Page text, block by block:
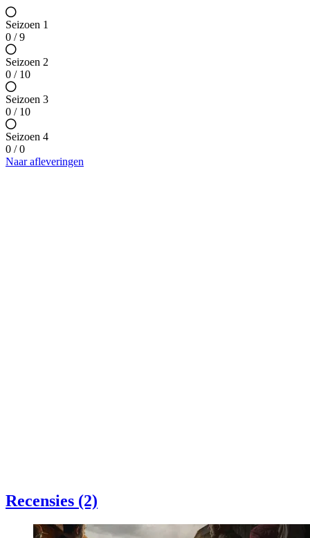
Seizoen 1
0 / 9
Seizoen 2
0 / 10
Seizoen 3
0 / 10
Seizoen 4
0 / 0
Naar afleveringen
Recensies (2)